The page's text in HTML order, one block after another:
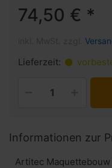
74,50 € *
Lieferzeit:
Informationen zur
Artitec Maquettebouw